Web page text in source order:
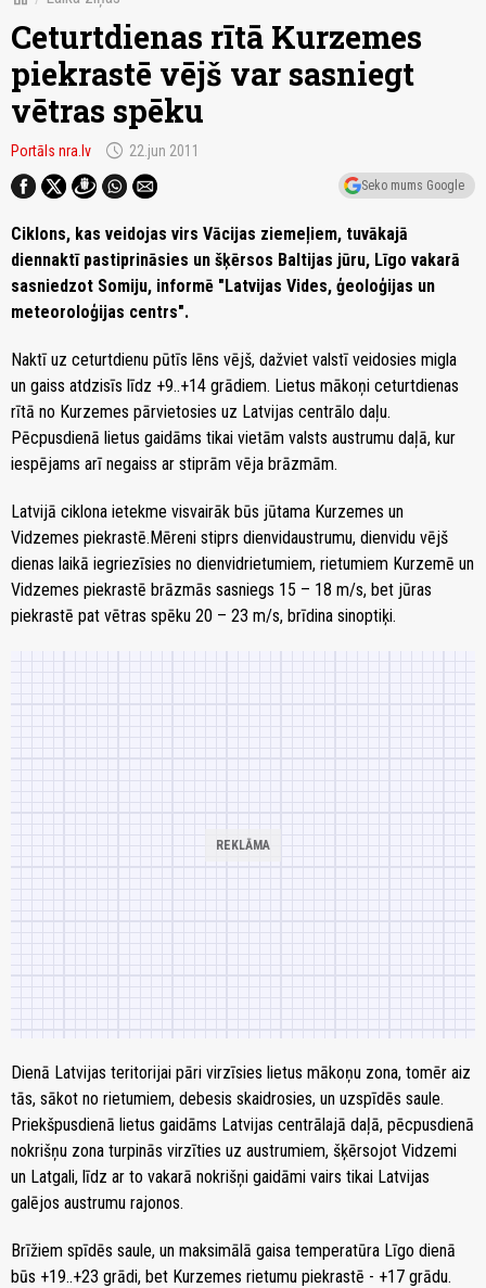
Ceturtdienas rītā Kurzemes
piekrastē vējš var sasniegt
vētras spēku
Portāls nra.lv schedule 22.jun 2011
Seko mums Google
Ciklons, kas veidojas virs Vācijas ziemeļiem, tuvākajā
diennaktī pastiprināsies un šķērsos Baltijas jūru, Līgo vakarā
sasniedzot Somiju, informē "Latvijas Vides, ģeoloģijas un
meteoroloģijas centrs".
Naktī uz ceturtdienu pūtīs lēns vējš, dažviet valstī veidosies migla
un gaiss atdzisīs līdz +9..+14 grādiem. Lietus mākoņi ceturtdienas
rītā no Kurzemes pārvietosies uz Latvijas centrālo daļu.
Pēcpusdienā lietus gaidāms tikai vietām valsts austrumu daļā, kur
iespējams arī negaiss ar stiprām vēja brāzmām.
Latvijā ciklona ietekme visvairāk būs jūtama Kurzemes un
Vidzemes piekrastē.Mēreni stiprs dienvidaustrumu, dienvidu vējš
dienas laikā iegriezīsies no dienvidrietumiem, rietumiem Kurzemē un
Vidzemes piekrastē brāzmās sasniegs 15 – 18 m/s, bet jūras
piekrastē pat vētras spēku 20 – 23 m/s, brīdina sinoptiķi.
Dienā Latvijas teritorijai pāri virzīsies lietus mākoņu zona, tomēr aiz
tās, sākot no rietumiem, debesis skaidrosies, un uzspīdēs saule.
Priekšpusdienā lietus gaidāms Latvijas centrālajā daļā, pēcpusdienā
nokrišņu zona turpinās virzīties uz austrumiem, šķērsojot Vidzemi
un Latgali, līdz ar to vakarā nokrišņi gaidāmi vairs tikai Latvijas
galējos austrumu rajonos.
Brīžiem spīdēs saule, un maksimālā gaisa temperatūra Līgo dienā
būs +19..+23 grādi, bet Kurzemes rietumu piekrastē - +17 grādu.